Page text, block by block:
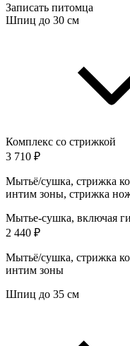
Записать питомца
Шпиц до 30 см
Комплекс со стрижкой
3 710 ₽
Мытьё/сушка, стрижка
интим зоны, стрижка
Мытье-сушка, включая
2 440 ₽
Мытьё/сушка, стрижка
интим зоны
Шпиц до 35 см